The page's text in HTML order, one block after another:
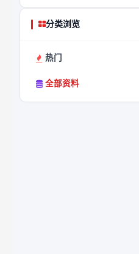
分类浏览
热门
全部资料